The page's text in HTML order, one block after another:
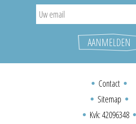
Contact
Sitemap
Kvk: 42096348